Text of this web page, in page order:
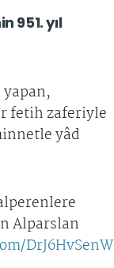
951. yıl
yapan,
fetih zaferiyle
yâd
Alparslan
DrJ6HvSenW